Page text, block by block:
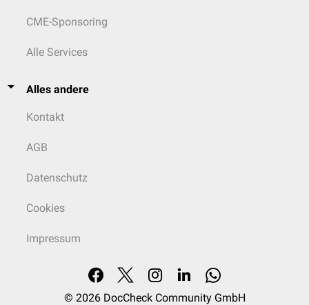
CME-Sponsoring
Alle Services
Alles andere
Kontakt
AGB
Datenschutz
Cookies
Impressum
© 2026 DocCheck Community GmbH